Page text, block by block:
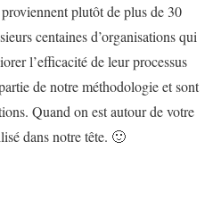
plutôt de plus de 30
centaines d’organisations qui
l’efficacité de leur processus
de notre méthodologie et sont
Quand on est autour de votre
dans notre tête. 🙂